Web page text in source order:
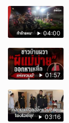
04:00
01:57
03:16